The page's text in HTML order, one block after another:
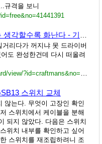
규격을 보니
리다가 꺼지냐 못 드라이버
도 완성한건데 다시 떠올려
스위치 교체
않는다. 무엇이 고장인 확인
스위치에서 케이블을 분해
되지 않았다. 다음은 스위치
위치 내부를 확인하고 싶어
스위치를 재조립하려니 조